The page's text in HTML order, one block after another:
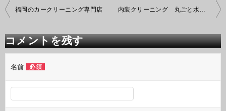
投
稿
ビ
ゲ
ー
シ
ン
福岡のカークリーニング専門店 内装クリーニング 丸ごと水洗い シートやフロアーカーペットのシミ除去
コメントを残す
名前 必須